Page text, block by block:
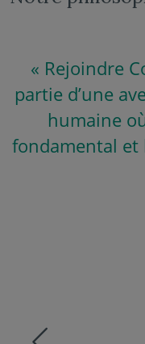
« Rejoindre
partie d’une
humaine
fondamental et